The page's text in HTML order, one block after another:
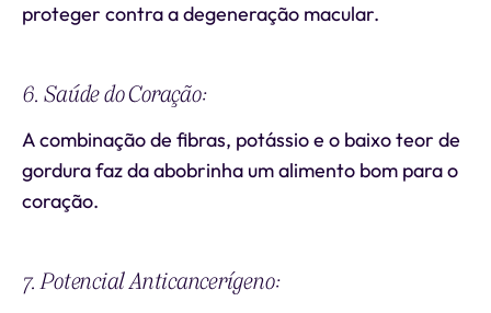
proteger contra a degeneração macular.
6. Saúde do Coração:
A combinação de fibras, potássio e o baixo teor de
gordura faz da abobrinha um alimento bom para o
coração.
7. Potencial Anticancerígeno: